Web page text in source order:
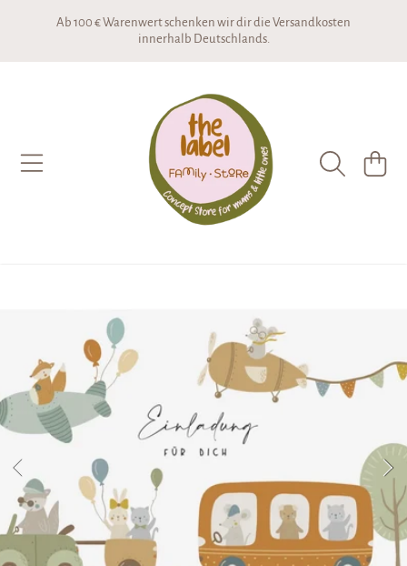
DIREKT ZUM INHALT
Ab 100 € Warenwert schenken wir dir die Versandkosten
innerhalb Deutschlands.